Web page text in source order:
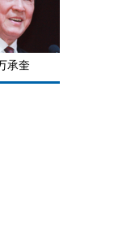
承奎